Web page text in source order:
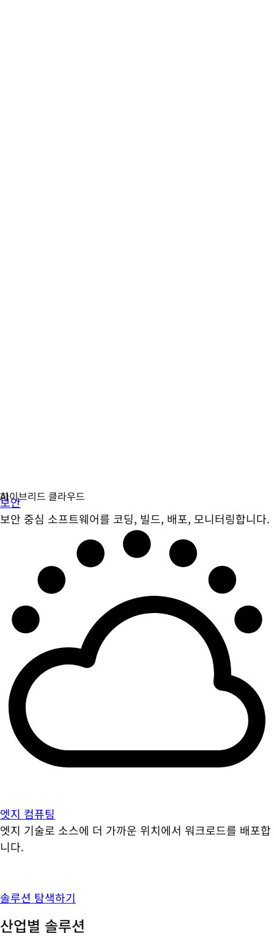
보안
보안 중심 소프트웨어를 코딩, 빌드, 배포, 모니터링합니다.
엣지 컴퓨팅
엣지 기술로 소스에 더 가까운 위치에서 워크로드를 배포합
니다.
솔루션 탐색하기
산업별 솔루션